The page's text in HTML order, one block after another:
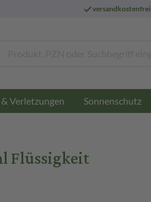
versandkostenfrei
Verletzungen Sonnenschutz
Flüssigkeit